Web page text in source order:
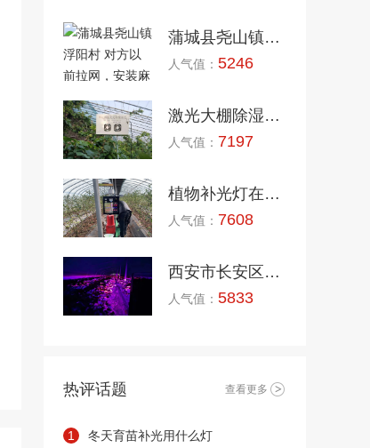
蒲城县尧山镇浮阳村 对方以前拉网，安装麻烦，成本高， 19年4月10日订购 使用在阳光玫瑰上
人气值： 5246
激光大棚除湿机在下河口屯安装案例
人气值： 7197
植物补光灯在汉中洋县调试安装
人气值： 7608
西安市长安区210国道草莓大棚安装激光补光灯现场
人气值： 5833
查看更多
热评话题
1 冬天育苗补光用什么灯